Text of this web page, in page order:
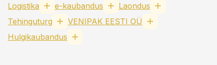
Logistika e-kaubandus
Laondus
Tehinguturg
VENIPAK EESTI OÜ
Hulgikaubandus